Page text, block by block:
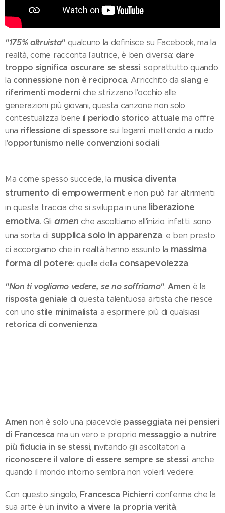
"175% altruista"qualcuno la definisce su Facebook, ma la
realtà, come racconta l'autrice, è ben diversa: dare
troppo significa oscurare se stessi, soprattutto quando
la connessione non è reciproca. Arricchito daslang e
riferimenti moderni che strizzano l'occhio alle
generazioni più giovani, questa canzone non solo
contestualizza bene il periodo storico attuale ma offre
una riflessione di spessore sui legami, mettendo a nudo
l'opportunismo nelle convenzioni sociali.
Ma come spesso succede, la musica diventa
strumento di empowerment e non può far altrimenti
in questa traccia che si sviluppa in una liberazione
emotiva. Gli amen che ascoltiamo all'inizio, infatti, sono
una sorta di supplica solo in apparenza, e ben presto
ci accorgiamo che in realtà hanno assunto la massima
forma di potere: quella della consapevolezza.
"Non ti vogliamo vedere, se no soffriamo", Amen è la
risposta geniale di questa talentuosa artista che riesce
con unostile minimalista a esprimere più di qualsiasi
retorica di convenienza.
Amen non è solo una piacevole passeggiata nei pensieri
di Francesca ma un vero e proprio messaggio a nutrire
più fiducia in se stessi, invitando gli ascoltatori a
riconoscere il valore di essere sempre se stessi, anche
quando il mondo intorno sembra non volerli vedere.
Con questo singolo, Francesca Pichierri conferma che la
sua arte è un invito a vivere la propria verità,